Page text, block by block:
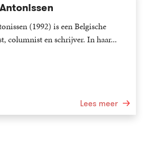
(1992) is een Belgische
columnist en schrijver. In haar...
Lees meer